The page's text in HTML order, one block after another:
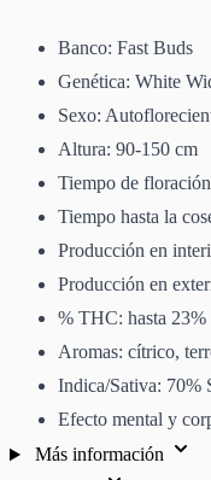
Banco: Fast Buds
Genética: White
Sexo:
Altura: 90-150 cm
Tiempo de
Tiempo hasta la
Producción en
Producción en
% THC: hasta 23%
Aromas: cítrico,
Indica/Sativa: 70%
Efecto mental y
Más información